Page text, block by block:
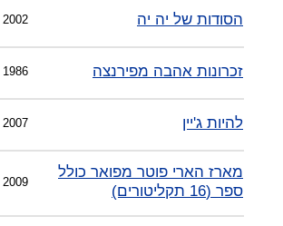
הסודות של יה יה 2002
זכרונות אהבה מפירנצה 1986
להיות ג'יין 2007
מארז הארי פוטר מפואר כולל
ספר (16 תקליטורים)
2009